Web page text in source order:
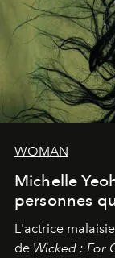
WOMAN
Michelle
personnes
L'actrice
de Wicked : For